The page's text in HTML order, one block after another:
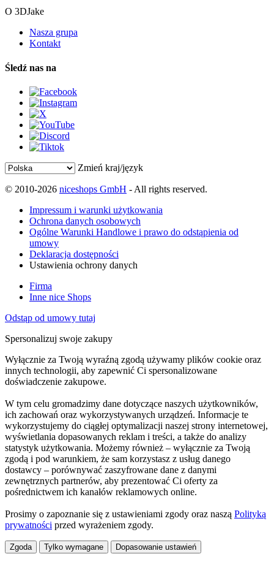
O 3DJake
Nasza grupa
Kontakt
Śledź nas na
Zmień kraj/język
© 2010-2026 niceshops GmbH - All rights reserved.
Impressum i warunki użytkowania
Ochrona danych osobowych
Ogólne Warunki Handlowe i prawo do odstąpienia od
umowy
Deklaracja dostępności
Ustawienia ochrony danych
Firma
Inne nice Shops
Odstąp od umowy tutaj
Spersonalizuj swoje zakupy
Wyłącznie za Twoją wyraźną zgodą używamy plików cookie oraz
innych technologii, aby zapewnić Ci spersonalizowane
doświadczenie zakupowe.
W tym celu gromadzimy dane dotyczące naszych użytkowników,
ich zachowań oraz wykorzystywanych urządzeń. Informacje te
wykorzystujemy do ciągłej optymalizacji naszej strony internetowej,
wyświetlania dopasowanych reklam i treści, a także do analizy
statystyk użytkowania. Możemy również – wyłącznie za Twoją
zgodą i pod warunkiem, że sam korzystasz z usług danego
dostawcy – porównywać zaszyfrowane dane z danymi
zewnętrznych partnerów, aby prezentować Ci oferty za
pośrednictwem ich kanałów reklamowych online.
Prosimy o zapoznanie się z ustawieniami zgody oraz naszą Polityką
prywatności przed wyrażeniem zgody.
Zgoda Tylko wymagane Dopasowanie ustawień